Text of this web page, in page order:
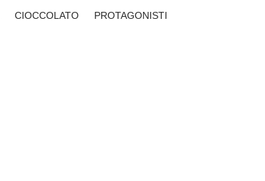
CIOCCOLATO PROTAGONISTI